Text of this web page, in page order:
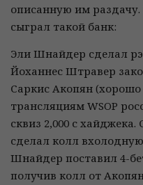
описанную им
сыграл такой банк:
Эли Шнайдер сделал
Йоханнес Штравер
Саркис Акопян
трансляциям WSOP
сквиз 2,000 с
сделал колл
Шнайдер поставил 4-
получив колл от